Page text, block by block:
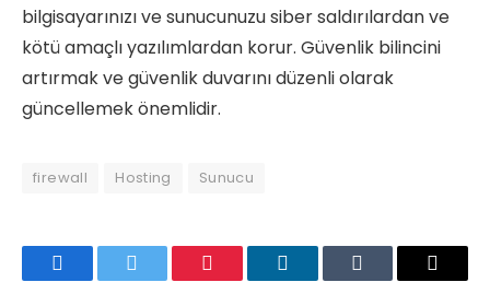
bilgisayarınızı ve sunucunuzu siber saldırılardan ve
kötü amaçlı yazılımlardan korur. Güvenlik bilincini
artırmak ve güvenlik duvarını düzenli olarak
güncellemek önemlidir.
firewall Hosting Sunucu
FacebookTwitter Pinterest LinkedInTumblr Email